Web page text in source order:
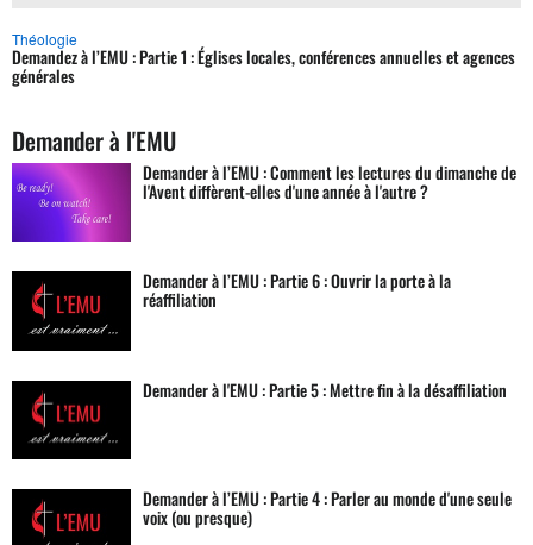
Théologie
Demandez à l’EMU : Partie 1 : Églises locales, conférences annuelles et agences
générales
Demander à l'EMU
Demander à l’EMU : Comment les lectures du dimanche de
l'Avent diffèrent-elles d'une année à l'autre ?
Demander à l’EMU : Partie 6 : Ouvrir la porte à la
réaffiliation
Demander à l'EMU : Partie 5 : Mettre fin à la désaffiliation
Demander à l’EMU : Partie 4 : Parler au monde d'une seule
voix (ou presque)